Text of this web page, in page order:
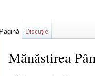
Mănăstirea
Pagină Discuție